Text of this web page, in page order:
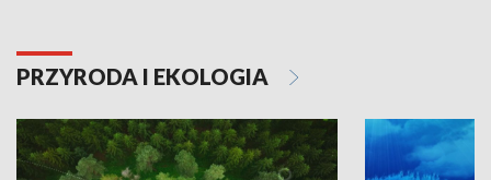
PRZYRODA I EKOLOGIA